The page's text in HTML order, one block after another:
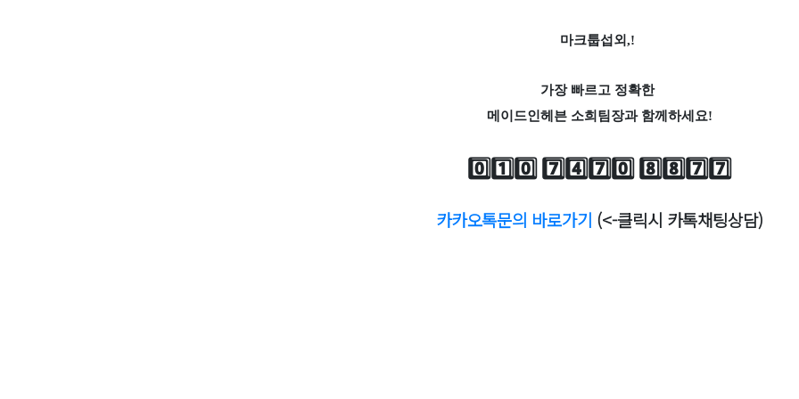
마크툽섭외,!
가장 빠르고 정확한
메이드인헤븐 소희팀장과 함께하세요!
0️⃣1️⃣0️⃣ 7️⃣4️⃣7️⃣0️⃣ 8️⃣8️⃣7️⃣7️⃣
카카오톡문의 바로가기 (<-클릭시 카톡채팅상담)